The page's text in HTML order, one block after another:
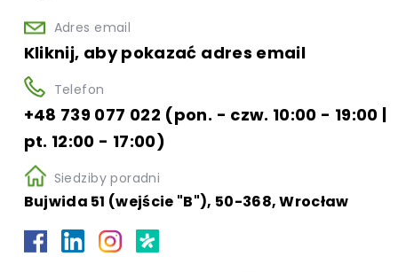
Adres email
Kliknij, aby pokazać adres email
Telefon
+48 739 077 022 (pon. - czw. 10:00 - 19:00 |
pt. 12:00 - 17:00)
Siedziby poradni
Bujwida 51 (wejście "B"), 50-368, Wrocław